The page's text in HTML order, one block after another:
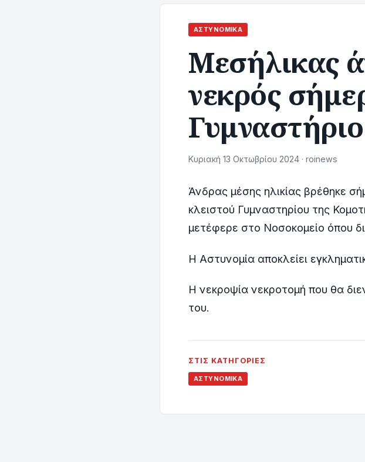
ΑΣΤΥΝΟΜΙΚΆ
Μεσήλικας
νεκρός
Κυριακή 13 Οκτωβρίου 2024 · roinews
Άνδρας μέσης ηλικίας βρέθηκε
κλειστού Γυμναστηρίου της
μετέφερε στο Νοσοκομείο όπου
Η Αστυνομία αποκλείει
Η νεκροψία νεκροτομή που θα
του.
ΣΤΙΣ ΚΑΤΗΓΟΡΊΕΣ
ΑΣΤΥΝΟΜΙΚΆ